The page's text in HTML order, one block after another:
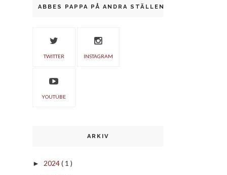
ABBES PAPPA PÅ ANDRA STÄLLEN
TWITTER INSTAGRAM
YOUTUBE
ARKIV
► 2024( 1 )